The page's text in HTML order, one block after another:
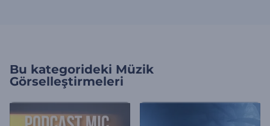
Bu kategorideki Müzik
Görselleştirmeleri